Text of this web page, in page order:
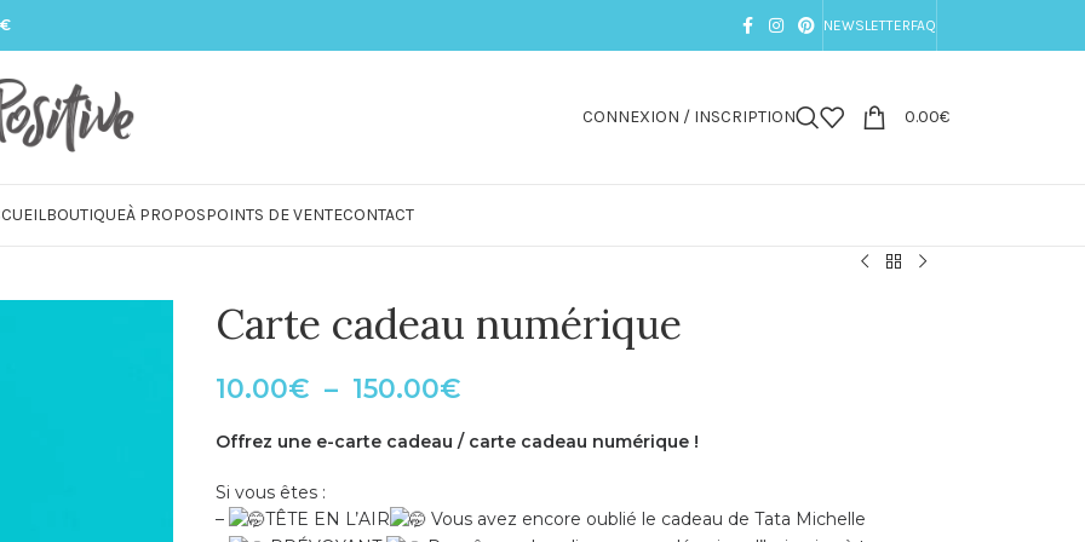
NEWSLETTERFAQ
CONNEXION / INSCRIPTION 0.00€
BOUTIQUEÀ PROPOSPOINTS DE VENTECONTACT
Carte cadeau numérique
10.00€ – 150.00€
Offrez une e-carte cadeau / carte cadeau numérique !
Si vous êtes :
–
TÊTE EN L’AIR
Vous avez encore oublié le cadeau de Tata Michelle